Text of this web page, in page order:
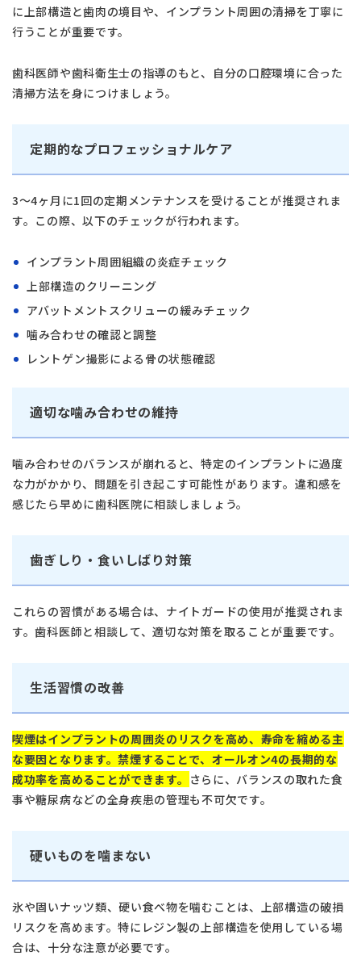
に上部構造と歯肉の境目や、インプラント周囲の清掃を丁寧に
行うことが重要です。
歯科医師や歯科衛生士の指導のもと、自分の口腔環境に合った
清掃方法を身につけましょう。
定期的なプロフェッショナルケア
3〜4ヶ月に1回の定期メンテナンスを受けることが推奨されま
す。この際、以下のチェックが行われます。
インプラント周囲組織の炎症チェック
上部構造のクリーニング
アバットメントスクリューの緩みチェック
噛み合わせの確認と調整
レントゲン撮影による骨の状態確認
適切な噛み合わせの維持
噛み合わせのバランスが崩れると、特定のインプラントに過度
な力がかかり、問題を引き起こす可能性があります。違和感を
感じたら早めに歯科医院に相談しましょう。
歯ぎしり・食いしばり対策
これらの習慣がある場合は、ナイトガードの使用が推奨されま
す。歯科医師と相談して、適切な対策を取ることが重要です。
生活習慣の改善
喫煙はインプラントの周囲炎のリスクを高め、寿命を縮める主
な要因となります。禁煙することで、オールオン4の長期的な
成功率を高めることができます。 さらに、バランスの取れた食
事や糖尿病などの全身疾患の管理も不可欠です。
硬いものを噛まない
氷や固いナッツ類、硬い食べ物を噛むことは、上部構造の破損
リスクを高めます。特にレジン製の上部構造を使用している場
合は、十分な注意が必要です。